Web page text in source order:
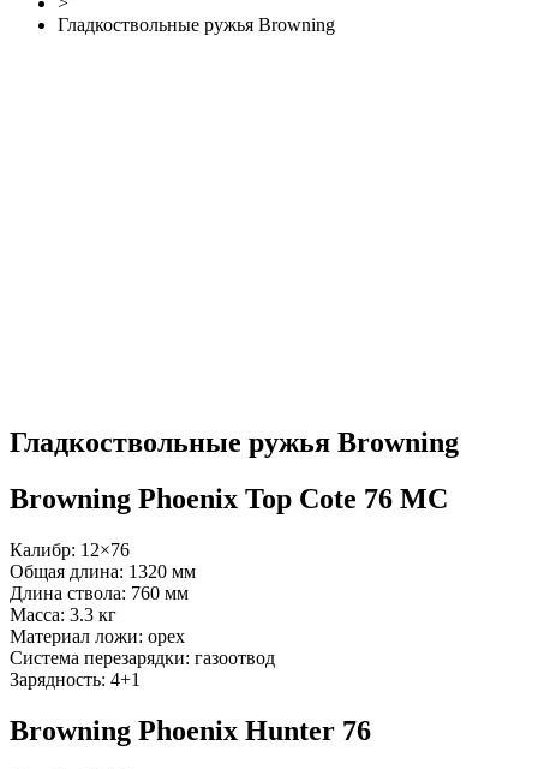
Гладкоствольные ружья Browning
Гладкоствольные ружья Browning
Browning Phoenix Top Cote 76 MС
Калибр: 12×76
Общая длина: 1320 мм
Длина ствола: 760 мм
Масса: 3.3 кг
Материал ложи: орех
Система перезарядки: газоотвод
Зарядность: 4+1
Browning Phoenix Hunter 76